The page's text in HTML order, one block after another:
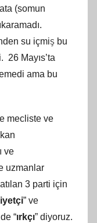
(somun
su içmiş bu
26 Mayıs’ta
ama bu
mecliste ve
ve
uzmanlar
3 parti için
” ve
“ırkçı” diyoruz.